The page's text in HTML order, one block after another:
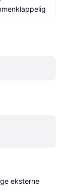
eksterne